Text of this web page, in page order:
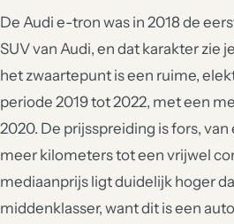
De Audi e-tron was in 2018 de
SUV van Audi, en dat karakter zie
het zwaartepunt is een ruime,
periode 2019 tot 2022, met een
2020. De prijsspreiding is fors,
meer kilometers tot een vrijwel
mediaanprijs ligt duidelijk hoger
middenklasser, want dit is een